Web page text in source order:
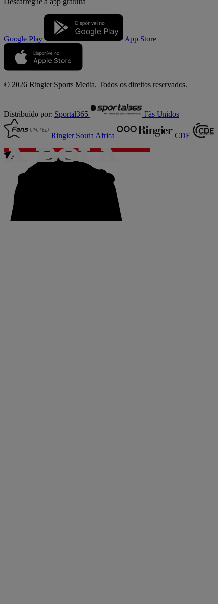
Descarregue a app gratuita
Google Play App Store
© 2026 Ringier Sports Media. Todos os direitos reservados.
Distribuído por: Sportal365 Fãs Unidos
Ringier South Africa CDE